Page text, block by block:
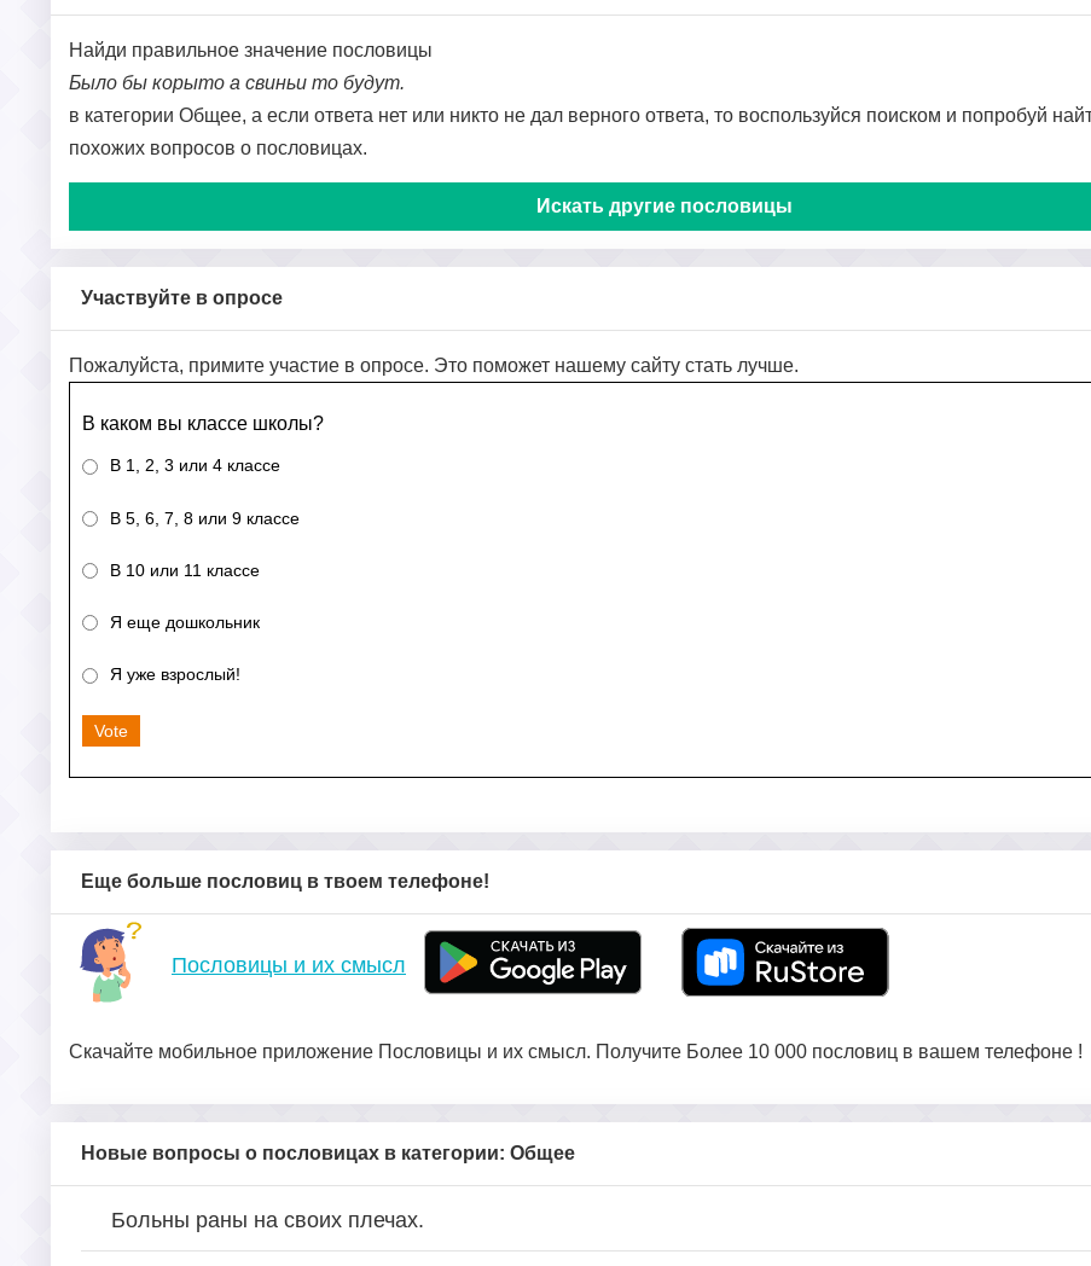
Найди правильное значение пословицы
Было бы корыто а свиньи то будут.
в категории Общее, а если ответа нет или никто не дал верного ответа, то воспользуйся поиском и попробуй
похожих вопросов о пословицах.
Искать другие пословицы
Участвуйте в опросе
Пожалуйста, примите участие в опросе. Это поможет нашему сайту стать лучше.
В каком вы классе школы?
В 1, 2, 3 или 4 классе
В 5, 6, 7, 8 или 9 классе
В 10 или 11 классе
Я еще дошкольник
Я уже взрослый!
Vote
Еще больше пословиц в твоем телефоне!
Пословицы и их смысл
Скачайте мобильное приложение Пословицы и их смысл. Получите Более 10 000 пословиц в вашем телефоне !
Новые вопросы о пословицах в категории: Общее
Больны раны на своих плечах.